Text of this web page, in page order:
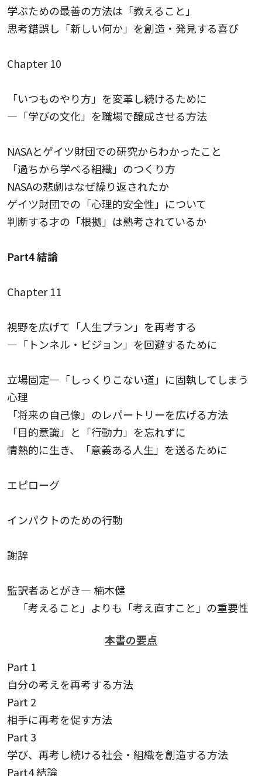
学ぶための最善の方法は「教えること」
思考錯誤し「新しい何か」を創造・発見する喜び
Chapter 10
「いつものやり方」を変革し続けるために
—「学びの文化」を職場で醸成させる方法
NASAとゲイツ財団での研究からわかったこと
「過ちから学べる組織」のつくり方
NASAの悲劇はなぜ繰り返されたか
ゲイツ財団での「心理的安全性」について
判断する才の「根拠」は熟考されているか
Part4 結論
Chapter 11
視野を広げて「人生プラン」を再考する
—「トンネル・ビジョン」を回避するために
立場固定—「しっくりこない道」に固執してしまう
心理
「将来の自己像」のレパートリーを広げる方法
「目的意識」と「行動力」を忘れずに
情熱的に生き、「意義ある人生」を送るために
エピローグ
インパクトのための行動
謝辞
監訳者あとがき— 楠木健
「考えること」よりも「考え直すこと」の重要性
本書の要点
Part 1
自分の考えを再考する方法
Part 2
相手に再考を促す方法
Part 3
学び、再考し続ける社会・組織を創造する方法
Part4 結論